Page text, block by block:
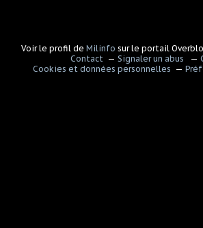
Voir le profil deMilinfo sur le portail
Contact
Signaler un abus
Cookies et données personnelles